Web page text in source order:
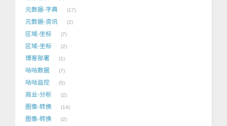
元数据-字典 17
元数据-资讯 2
区域-坐标 7
区域-坐标 2
博客部署 1
咕咕数据 7
咕咕监控 5
商业-分析 2
图像-转换 14
图像-转换 2